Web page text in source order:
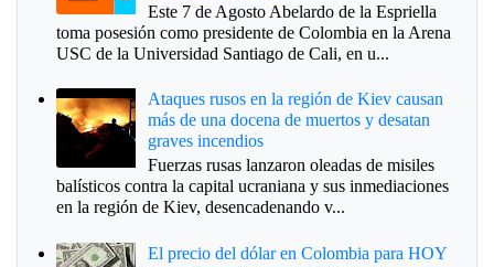
Este 7 de Agosto Abelardo de la Espriella
toma posesión como presidente de Colombia en la Arena
USC de la Universidad Santiago de Cali, en u...
Ataques rusos en la región de Kiev causan
más de una docena de muertos y desatan
graves incendios
Fuerzas rusas lanzaron oleadas de misiles
balísticos contra la capital ucraniana y sus inmediaciones
en la región de Kiev, desencadenando v...
El precio del dólar en Colombia para HOY